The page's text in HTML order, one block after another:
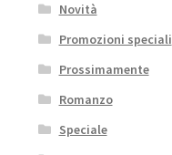
Novità
Promozioni speciali
Prossimamente
Romanzo
Speciale